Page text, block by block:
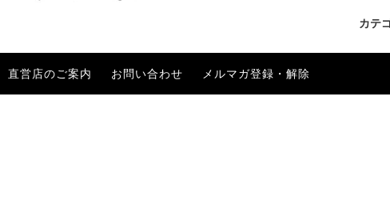
カテ
ししゃも いか
詰め合わせ一覧 長崎県産
丸富水産の干物 お客様の声
直営店のご案内 お問い合わせ メルマガ登録・解除